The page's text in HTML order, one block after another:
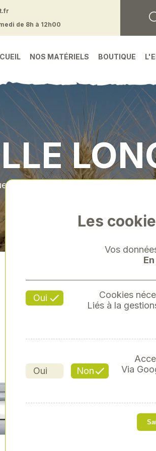
de 8h à 12h00
NOS MATÉRIELS BOUTIQUE
Les
Vos
Oui
Cookies
Liés à la
Oui Non
Via